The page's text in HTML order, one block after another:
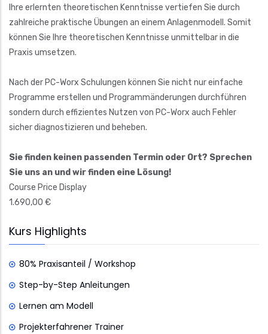
Ihre erlernten theoretischen Kenntnisse vertiefen Sie durch
zahlreiche praktische Übungen an einem Anlagenmodell. Somit
können Sie Ihre theoretischen Kenntnisse unmittelbar in die
Praxis umsetzen.
Nach der PC-Worx Schulungen können Sie nicht nur einfache
Programme erstellen und Programmänderungen durchführen
sondern durch effizientes Nutzen von PC-Worx auch Fehler
sicher diagnostizieren und beheben.
Sie finden keinen passenden Termin oder Ort? Sprechen
Sie uns an und wir finden eine Lösung!
Course Price Display
1.690,00 €
Kurs Highlights
80% Praxisanteil / Workshop
Step-by-Step Anleitungen
Lernen am Modell
Projekterfahrener Trainer